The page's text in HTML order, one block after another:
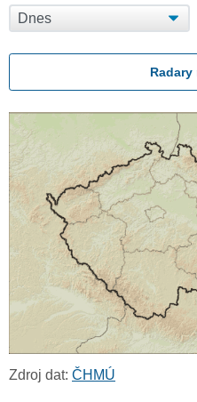
Radary
Zdroj dat: ČHMÚ